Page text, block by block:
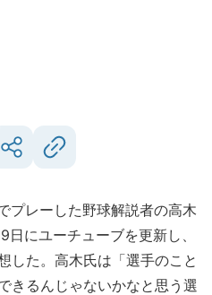
プレーした野球解説者の高木
にユーチューブを更新し、
した。高木氏は「選手のこと
きるんじゃないかなと思う選